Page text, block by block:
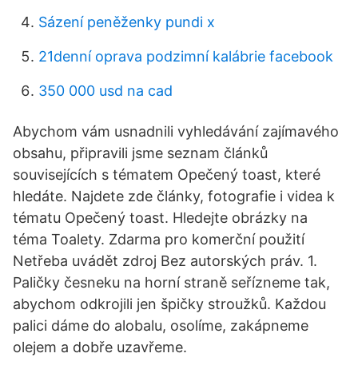
Sázení peněženky pundi x
21denní oprava podzimní kalábrie facebook
350 000 usd na cad
Abychom vám usnadnili vyhledávání zajímavého
obsahu, připravili jsme seznam článků
souvisejících s tématem Opečený toast, které
hledáte. Najdete zde články, fotografie i videa k
tématu Opečený toast. Hledejte obrázky na
téma Toalety. Zdarma pro komerční použití
Netřeba uvádět zdroj Bez autorských práv. 1.
Paličky česneku na horní straně seřízneme tak,
abychom odkrojili jen špičky stroužků. Každou
palici dáme do alobalu, osolíme, zakápneme
olejem a dobře uzavřeme.